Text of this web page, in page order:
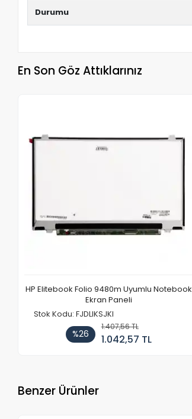
Durumu
En Son Göz Attıklarınız
HP Elitebook Folio 9480m Uyumlu Notebook
Ekran Paneli
Stok Kodu: FJDLIKSJKI
%26
1.407,56 TL
1.042,57 TL
Benzer Ürünler